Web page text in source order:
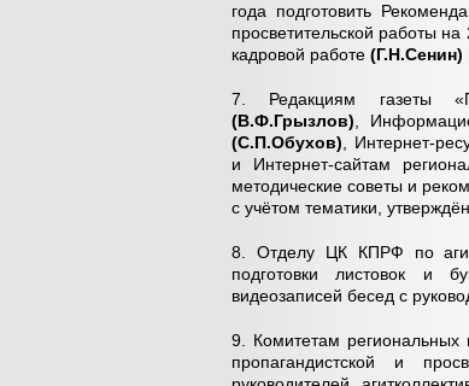
года подготовить
просветительской работы
кадровой работе (Г.Н.Сенин)
7. Редакциям газеты
(В.Ф.Грызлов) ,
(С.П.Обухов) , Интернет-
и Интернет-сайтам
методические советы и
с учётом тематики,
8. Отделу ЦК КПРФ по
подготовки листовок и
видеозаписей бесед с
9. Комитетам региональных
пропагандистской и